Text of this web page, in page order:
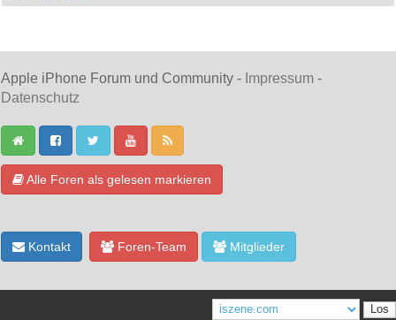
Apple iPhone Forum und Community - Impressum -
Datenschutz
Alle Foren als gelesen markieren
Kontakt Foren-Team Mitglieder